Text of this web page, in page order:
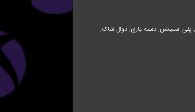
, پلی استیشن, دسته بازی, دوال شاک,